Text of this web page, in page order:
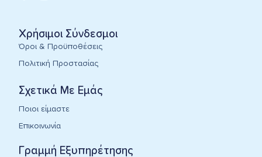
Σχετικά Με Εμάς
Ποιοι είμαστε
Επικοινωνία
Γραμμή Εξυπηρέτησης
Χρήσιμοι Σύνδεσμοι
Όροι & Προϋποθέσεις
Πολιτική Προστασίας